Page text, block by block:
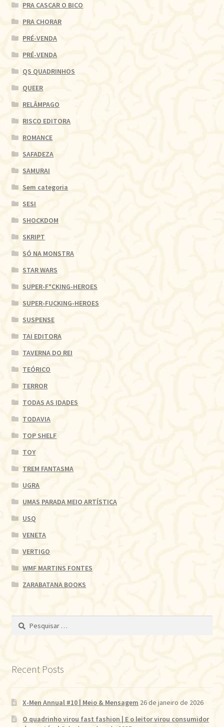
PRA CASCAR O BICO
PRA CHORAR
PRÉ-VENDA
PRÉ-VENDA
QS QUADRINHOS
QUEER
RELÂMPAGO
RISCO EDITORA
ROMANCE
SAFADEZA
SAMURAI
Sem categoria
SESI
SHOCKDOM
SKRIPT
SÓ NA MONSTRA
STAR WARS
SUPER-F*CKING-HEROES
SUPER-FUCKING-HEROES
SUSPENSE
TAI EDITORA
TAVERNA DO REI
TEÓRICO
TERROR
TODAS AS IDADES
TODAVIA
TOP SHELF
TOY
TREM FANTASMA
UGRA
UMAS PARADA MEIO ARTÍSTICA
USQ
VENETA
VERTIGO
WMF MARTINS FONTES
ZARABATANA BOOKS
Pesquisar
Recent Posts
X-Men Annual #10 | Meio & Mensagem 26 de janeiro de 2026
O quadrinho virou fast fashion | E o leitor virou consumidor